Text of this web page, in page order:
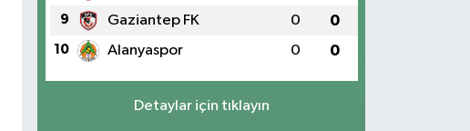
9 Gaziantep FK 0 0
10 Alanyaspor 0 0
Detaylar için tıklayın